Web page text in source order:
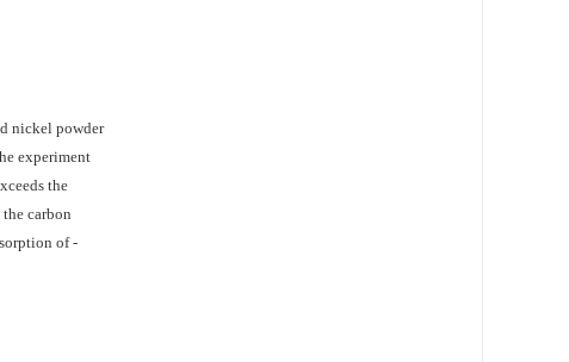
nickel powder
experiment
the
carbon
of -